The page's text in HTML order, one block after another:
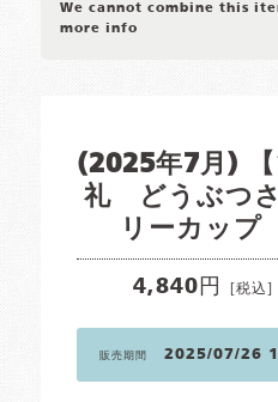
We cannot combine this
more info
(2025年7月) 【
礼 どうぶつ
リーカップ
4,840円 [税込]
販売期間 2025/07/26